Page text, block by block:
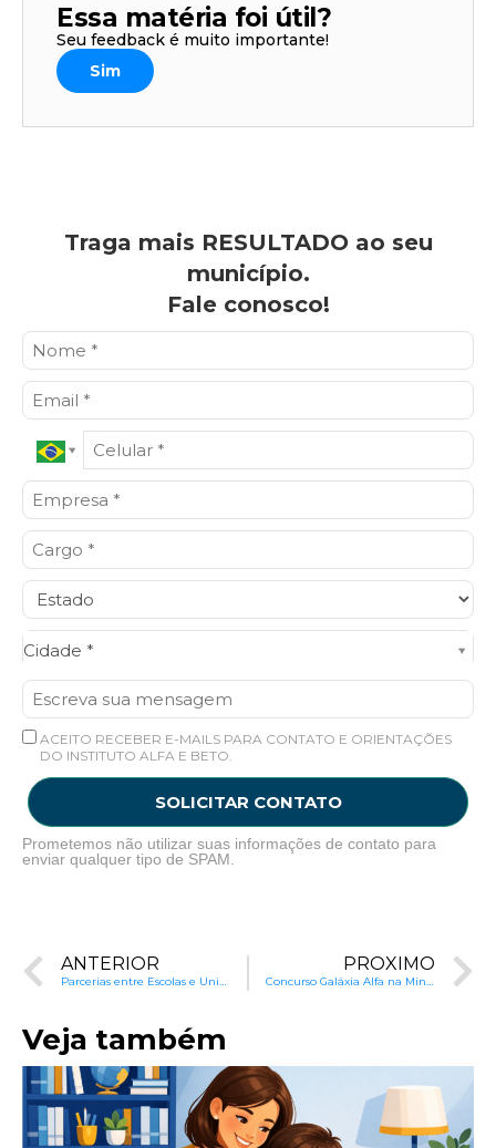
Essa matéria foi útil?
Seu feedback é muito importante!
Sim
Traga mais RESULTADO ao seu
município.
Fale conosco!
Cidade *
Cidade*
ACEITO RECEBER E-MAILS PARA CONTATO E ORIENTAÇÕES
DO INSTITUTO ALFA E BETO.
SOLICITAR CONTATO
Prometemos não utilizar suas informações de contato para
enviar qualquer tipo de SPAM.
ANTERIOR PRÓXIMO
Veja também